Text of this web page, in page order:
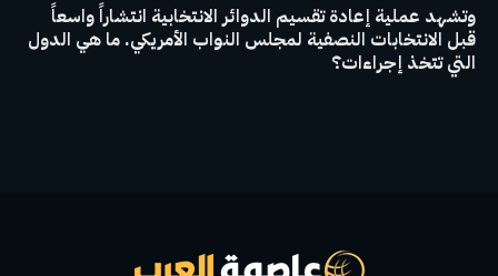
وتشهد عملية إعادة تقسيم الدوائر الانتخابية انتشاراً واسعاً
قبل الانتخابات النصفية لمجلس النواب الأمريكي. ما هي الدول
التي تتخذ إجراءات؟